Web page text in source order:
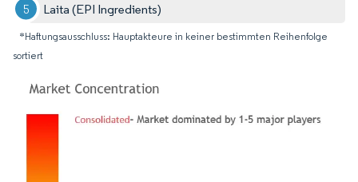
Laita (EPI Ingredients)
*Haftungsausschluss: Hauptakteure in keiner bestimmten Reihenfolge
sortiert